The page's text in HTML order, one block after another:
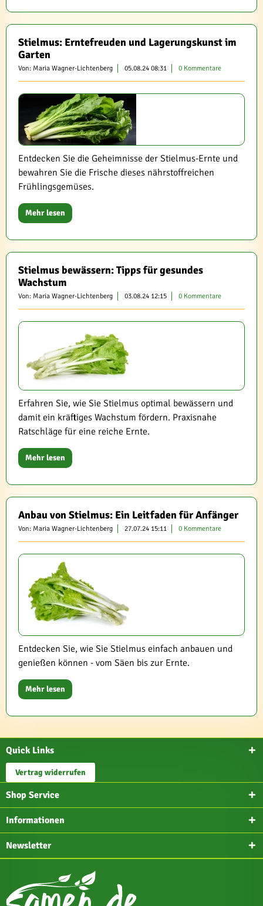
Stielmus: Erntefreuden und Lagerungskunst im
Garten
Von: Maria Wagner-Lichtenberg 05.08.24 08:31 0 Kommentare
Entdecken Sie die Geheimnisse der Stielmus-Ernte und
bewahren Sie die Frische dieses nährstoffreichen
Frühlingsgemüses.
Mehr lesen
Stielmus bewässern: Tipps für gesundes
Wachstum
Von: Maria Wagner-Lichtenberg 03.08.24 12:15 0 Kommentare
Erfahren Sie, wie Sie Stielmus optimal bewässern und
damit ein kräftiges Wachstum fördern. Praxisnahe
Ratschläge für eine reiche Ernte.
Mehr lesen
Anbau von Stielmus: Ein Leitfaden für Anfänger
Von: Maria Wagner-Lichtenberg 27.07.24 15:11 0 Kommentare
Entdecken Sie, wie Sie Stielmus einfach anbauen und
genießen können - vom Säen bis zur Ernte.
Mehr lesen
Quick Links
Vertrag widerrufen
Shop Service
Informationen
Newsletter